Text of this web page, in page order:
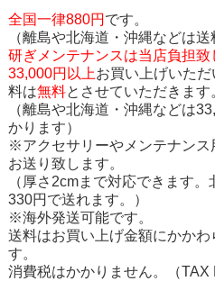
全国一律880円 です。
（離島や北海道・沖縄などは
研ぎメンテナンスは当店負担致
33,000円以上お買い上げいた
料は無料とさせていただきます
（離島や北海道・沖縄などは
かります）
※アクセサリーやメンテナンス
お送り致します。
（厚さ2cmまで対応できます
330円で送れます。）
※海外発送可能です。
送料はお買い上げ金額にかかわ
す。
消費税はかかりません。（TAX